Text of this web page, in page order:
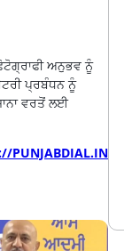
ਅਨੁਭਵ ਨੂੰ
ਪ੍ਰਬੰਧਨਨੂੰ
ਵਰਤੋਂ ਲਈ
PUNJABDIAL.IN